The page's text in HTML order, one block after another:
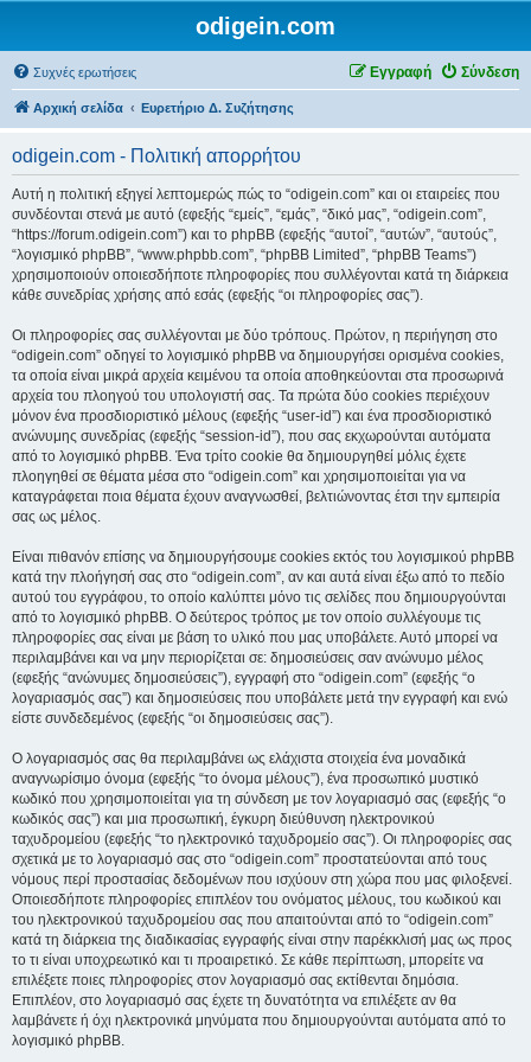
odigein.com
Συχνές ερωτήσεις Σύνδεση
Εγγραφή
Αρχική σελίδα Ευρετήριο Δ. Συζήτησης
odigein.com - Πολιτική απορρήτου
Αυτή η πολιτική εξηγεί λεπτομερώς πώς το “odigein.com” και οι εταιρείες που
συνδέονται στενά με αυτό (εφεξής “εμείς”, “εμάς”, “δικό μας”, “odigein.com”,
“https://forum.odigein.com”) και το phpBB (εφεξής “αυτοί”, “αυτών”, “αυτούς”,
“λογισμικό phpBB”, “www.phpbb.com”, “phpBB Limited”, “phpBB Teams”)
χρησιμοποιούν οποιεσδήποτε πληροφορίες που συλλέγονται κατά τη διάρκεια
κάθε συνεδρίας χρήσης από εσάς (εφεξής “οι πληροφορίες σας”).
Οι πληροφορίες σας συλλέγονται με δύο τρόπους. Πρώτον, η περιήγηση στο
“odigein.com” οδηγεί το λογισμικό phpBB να δημιουργήσει ορισμένα cookies,
τα οποία είναι μικρά αρχεία κειμένου τα οποία αποθηκεύονται στα προσωρινά
αρχεία του πλοηγού του υπολογιστή σας. Τα πρώτα δύο cookies περιέχουν
μόνον ένα προσδιοριστικό μέλους (εφεξής “user-id”) και ένα προσδιοριστικό
ανώνυμης συνεδρίας (εφεξής “session-id”), που σας εκχωρούνται αυτόματα
από το λογισμικό phpBB. Ένα τρίτο cookie θα δημιουργηθεί μόλις έχετε
πλοηγηθεί σε θέματα μέσα στο “odigein.com” και χρησιμοποιείται για να
καταγράφεται ποια θέματα έχουν αναγνωσθεί, βελτιώνοντας έτσι την εμπειρία
σας ως μέλος.
Είναι πιθανόν επίσης να δημιουργήσουμε cookies εκτός του λογισμικού phpBB
κατά την πλοήγησή σας στο “odigein.com”, αν και αυτά είναι έξω από το πεδίο
αυτού του εγγράφου, το οποίο καλύπτει μόνο τις σελίδες που δημιουργούνται
από το λογισμικό phpBB. Ο δεύτερος τρόπος με τον οποίο συλλέγουμε τις
πληροφορίες σας είναι με βάση το υλικό που μας υποβάλετε. Αυτό μπορεί να
περιλαμβάνει και να μην περιορίζεται σε: δημοσιεύσεις σαν ανώνυμο μέλος
(εφεξής “ανώνυμες δημοσιεύσεις”), εγγραφή στο “odigein.com” (εφεξής “ο
λογαριασμός σας”) και δημοσιεύσεις που υποβάλετε μετά την εγγραφή και ενώ
είστε συνδεδεμένος (εφεξής “οι δημοσιεύσεις σας”).
Ο λογαριασμός σας θα περιλαμβάνει ως ελάχιστα στοιχεία ένα μοναδικά
αναγνωρίσιμο όνομα (εφεξής “το όνομα μέλους”), ένα προσωπικό μυστικό
κωδικό που χρησιμοποιείται για τη σύνδεση με τον λογαριασμό σας (εφεξής “ο
κωδικός σας”) και μια προσωπική, έγκυρη διεύθυνση ηλεκτρονικού
ταχυδρομείου (εφεξής “το ηλεκτρονικό ταχυδρομείο σας”). Οι πληροφορίες σας
σχετικά με το λογαριασμό σας στο “odigein.com” προστατεύονται από τους
νόμους περί προστασίας δεδομένων που ισχύουν στη χώρα που μας φιλοξενεί.
Οποιεσδήποτε πληροφορίες επιπλέον του ονόματος μέλους, του κωδικού και
του ηλεκτρονικού ταχυδρομείου σας που απαιτούνται από το “odigein.com”
κατά τη διάρκεια της διαδικασίας εγγραφής είναι στην παρέκκλισή μας ως προς
το τι είναι υποχρεωτικό και τι προαιρετικό. Σε κάθε περίπτωση, μπορείτε να
επιλέξετε ποιες πληροφορίες στον λογαριασμό σας εκτίθενται δημόσια.
Επιπλέον, στο λογαριασμό σας έχετε τη δυνατότητα να επιλέξετε αν θα
λαμβάνετε ή όχι ηλεκτρονικά μηνύματα που δημιουργούνται αυτόματα από το
λογισμικό phpBB.